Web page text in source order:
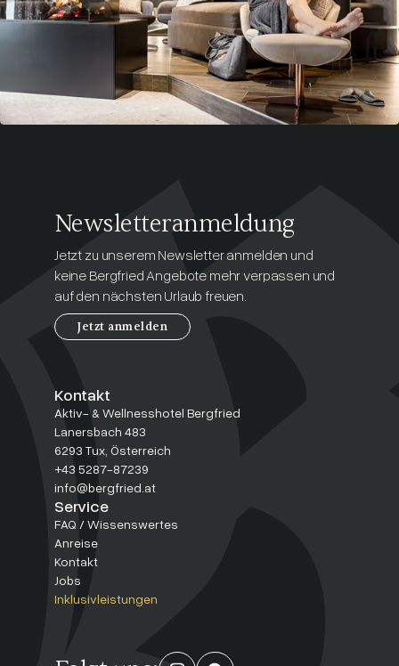
Newsletteranmeldung
Jetzt zu unserem Newsletter anmelden und
keine Bergfried Angebote mehr verpassen und
auf den nächsten Urlaub freuen.
Jetzt anmelden
Kontakt
Aktiv- & Wellnesshotel Bergfried
Lanersbach 483
6293 Tux, Österreich
+43 5287-87239
info@bergfried.at
Service
FAQ / Wissenswertes
Anreise
Kontakt
Jobs
Inklusivleistungen